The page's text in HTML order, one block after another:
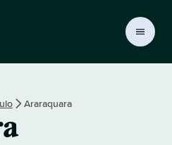
Araraquara